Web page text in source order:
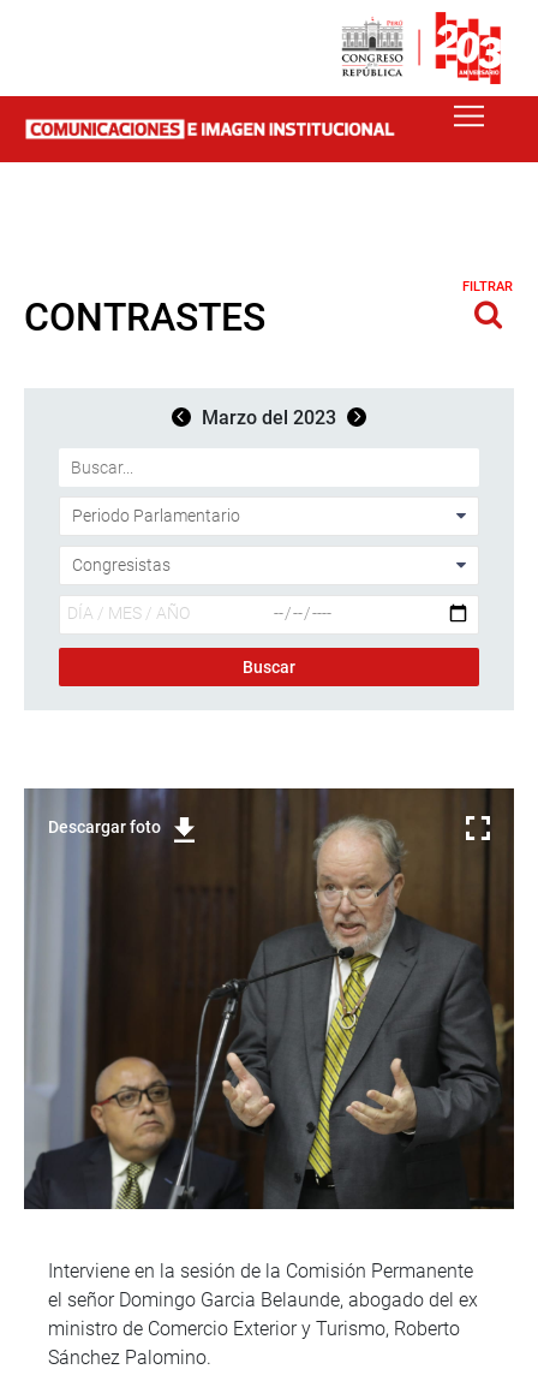
CONTRASTES
FILTRAR
Marzo del 2023
Descargar foto
Interviene en la sesión de la Comisión Permanente
el señor Domingo Garcia Belaunde, abogado del ex
ministro de Comercio Exterior y Turismo, Roberto
Sánchez Palomino.